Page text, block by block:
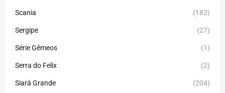
Scania (182)
Sergipe (27)
Série Gêmeos (1)
Serra do Felix (2)
Siará Grande (204)